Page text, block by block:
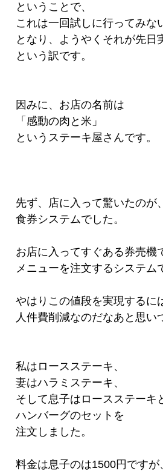
ということで、
これは一回試しに行ってみな
となり、ようやくそれが先日
という訳です。
因みに、お店の名前は
「感動の肉と米」
というステーキ屋さんです。
先ず、店に入って驚いたのが、
食券システムでした。
お店に入ってすぐある券売機
メニューを注文するシステム
やはりこの値段を実現するに
人件費削減なのだなあと思い
私はロースステーキ、
妻はハラミステーキ、
そして息子はロースステーキ
ハンバーグのセットを
注文しました。
料金は息子のは1500円ですが